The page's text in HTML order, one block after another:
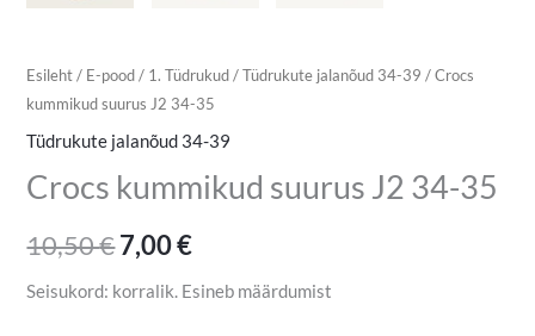
Esileht/ E-pood/ 1. Tüdrukud/Tüdrukute jalanõud 34-39 / Crocs
kummikud suurus J2 34-35
Tüdrukute jalanõud 34-39
Crocs kummikud suurus J2 34-35
10,50€7,00€
Seisukord: korralik. Esineb määrdumist